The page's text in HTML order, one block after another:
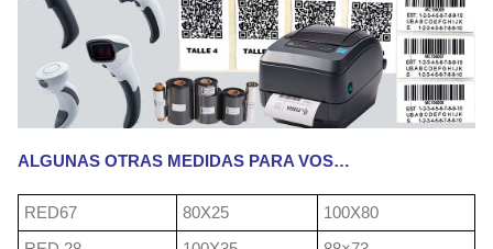
ALGUNAS OTRAS MEDIDAS PARA VOS…
RED67 80X25
100X80